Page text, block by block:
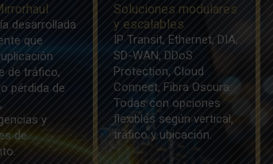
desarrollada
que
de tráfico,
pérdida de
y
de
Soluciones modulares
y escalables
IP Transit, Ethernet, DIA,
SD-WAN, DDoS
Protection, Cloud
Connect, Fibra Oscura.
Todas con opciones
flexibles según vertical,
tráfico y ubicación.